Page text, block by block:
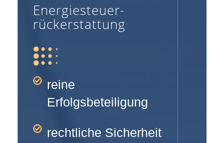
Energiesteuer-
rückerstattung
reine
Erfolgsbeteiligung
rechtliche Sicherheit